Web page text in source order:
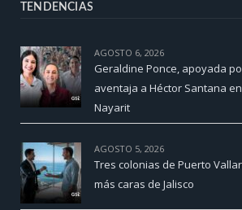
TENDENCIAS
AGOSTO 6, 2026
Geraldine Ponce, apoyada
aventaja a Héctor Santana
Nayarit
AGOSTO 5, 2026
Tres colonias de Puerto
más caras de Jalisco